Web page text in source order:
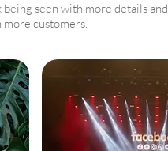
seen with more details and
customers.